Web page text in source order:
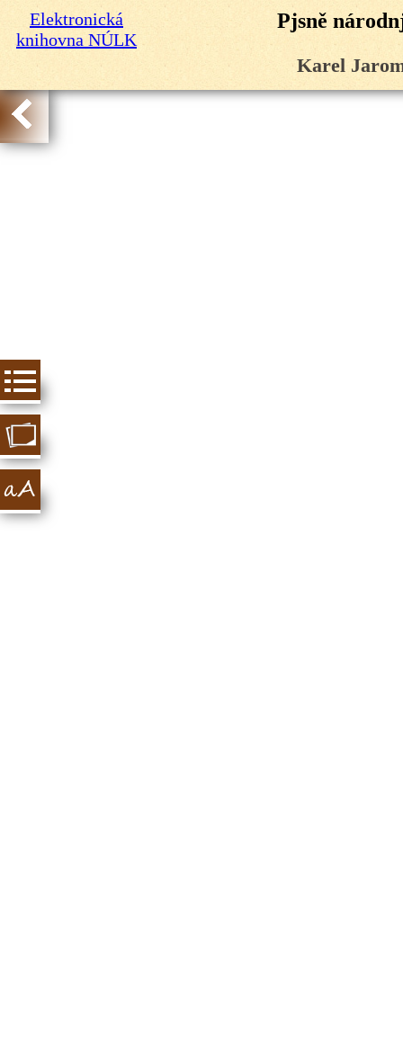
Elektronická
knihovna NÚLK
Pjsně
Karel